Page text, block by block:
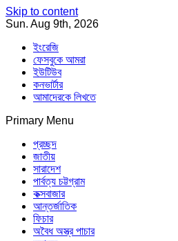
Skip to content
Sun. Aug 9th, 2026
ইংরেজি
ফেসবুকে আমরা
ইউটিউব
কনভার্টার
আমাদেরকে লিখতে
Primary Menu
Southeast Asia Journal
প্রচ্ছদ
জাতীয়
সারাদেশ
পার্বত্য চট্টগ্রাম
কক্সবাজার
আন্তর্জাতিক
ফিচার
অবৈধ অস্ত্র পাচার